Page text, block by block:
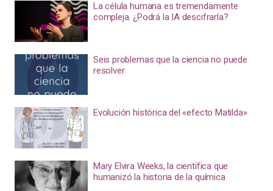
La célula humana es tremendamente
compleja. ¿Podrá la IA descifrarla?
Seis problemas que la ciencia no puede
resolver
Evolución histórica del «efecto Matilda»
Mary Elvira Weeks, la científica que
humanizó la historia de la química